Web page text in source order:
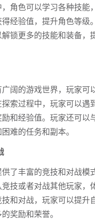
角色可以学习各种技能
经验值，提升角色等级
锁更多的技能和装备，
阔的游戏世界，玩家可
索过程中，玩家可以遇
和经验值。玩家还可以
难的任务和副本。
了丰富的竞技和对战模
技或者对战其他玩家，
和对战，玩家可以提升
奖励和荣誉。